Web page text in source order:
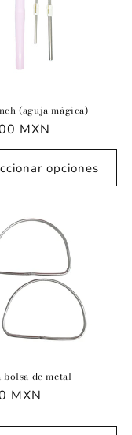
(aguja mágica)
MXN
opciones
bolsa de metal
MXN